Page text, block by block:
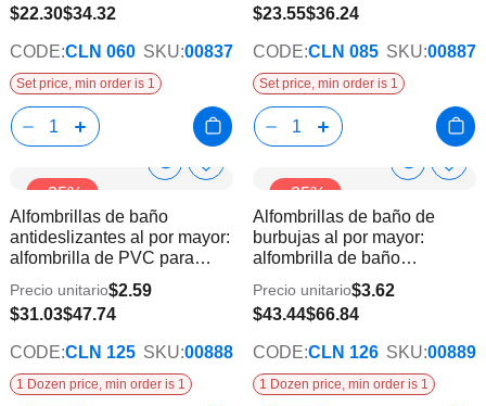
$22.30$34.32
CODE:CLN 060 SKU:00837
Set price, min order is 1
$23.55$36.24
CODE:CLN 085 SKU:00887
Set price, min order is 1
-35%
Show
Info
Añadir
lista
de
deseos
Alfombrillas de baño
antideslizantes al por mayor:
alfombrilla de PVC para
ducha y bañera
$31.03$47.74
Precio unitario$2.59
CODE:CLN 125 SKU:00888
1 Dozen price, min order is 1
-35%
Show
Info
Alfombrillas de baño de
burbujas al por mayor:
alfombrilla de baño
texturizada antideslizante
$43.44$66.84
Precio unitario$3.62
CODE:CLN 126 SKU:00889
1 Dozen price, min order is 1